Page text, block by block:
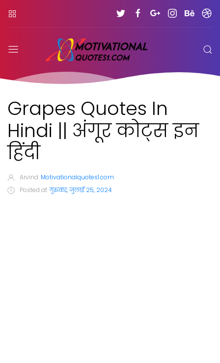
Grapes Quotes In
Hindi || अंगूर कोट्स इन
हिंदी
Arvind Motivationalquotes1.com
Posted at गुरुवार, जुलाई 25, 2024